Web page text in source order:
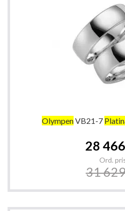
OlympenVB21-7
28
Ord.
31